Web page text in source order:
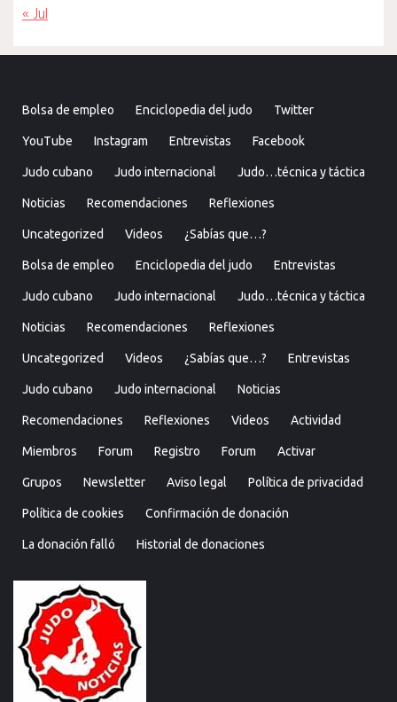
« Jul
Bolsa de empleo Enciclopedia del judo Twitter
YouTube Instagram Entrevistas Facebook
Judo cubano Judo internacional Judo…técnica y táctica
Noticias Recomendaciones Reflexiones
Uncategorized Videos ¿Sabías que…?
Bolsa de empleo Enciclopedia del judo Entrevistas
Judo cubano Judo internacional Judo…técnica y táctica
Noticias Recomendaciones Reflexiones
Uncategorized Videos ¿Sabías que…? Entrevistas
Judo cubano Judo internacional Noticias
Recomendaciones Reflexiones Videos Actividad
Miembros Forum Registro Forum Activar
Grupos Newsletter Aviso legal Política de privacidad
Política de cookies Confirmación de donación
La donación falló Historial de donaciones